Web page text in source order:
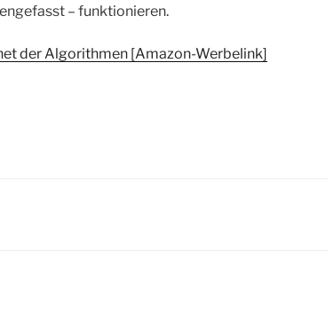
– funktionieren.
der Algorithmen [Amazon-Werbelink]